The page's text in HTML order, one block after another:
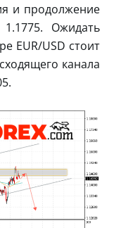
и продолжение
Ожидать
EUR/USD стоит
канала